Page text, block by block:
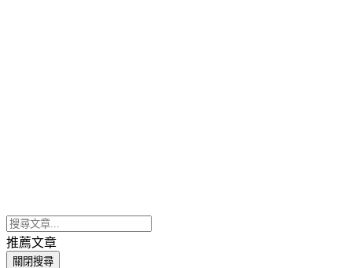
推薦文章
關閉搜尋